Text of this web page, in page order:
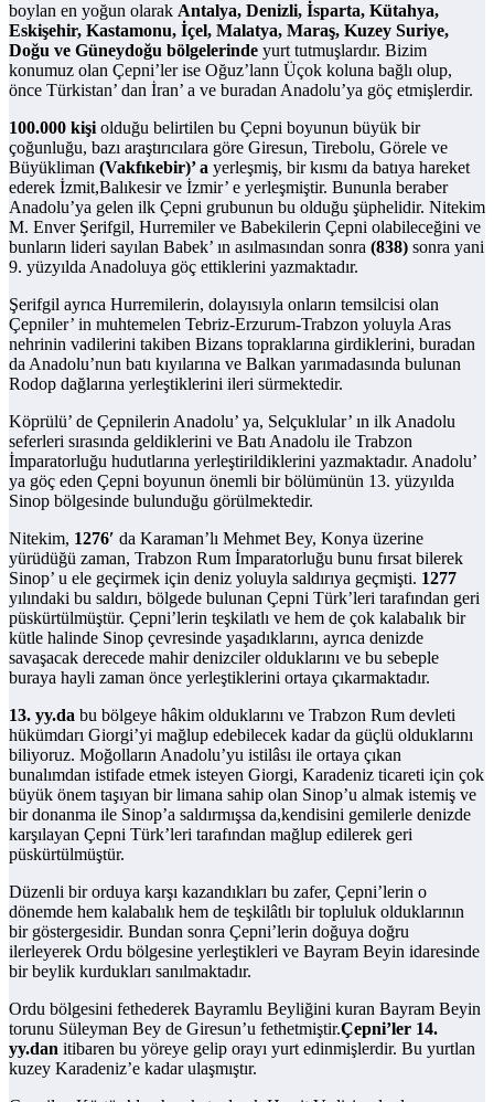
boylan en yoğun olarak Antalya, Denizli, İsparta, Kütahya,
Eskişehir, Kastamonu, İçel, Malatya, Maraş, Kuzey Suriye,
Doğu ve Güneydoğu bölgelerinde yurt tutmuşlardır. Bizim
konumuz olan Çepni’ler ise Oğuz’lann Üçok koluna bağlı olup,
önce Türkistan’ dan İran’ a ve buradan Anadolu’ya göç etmişlerdir.
100.000 kişi olduğu belirtilen bu Çepni boyunun büyük bir
çoğunluğu, bazı araştırıcılara göre Giresun, Tirebolu, Görele ve
Büyükliman (Vakfıkebir)’ a yerleşmiş, bir kısmı da batıya hareket
ederek İzmit,Balıkesir ve İzmir’ e yerleşmiştir. Bununla beraber
Anadolu’ya gelen ilk Çepni grubunun bu olduğu şüphelidir. Nitekim
M. Enver Şerifgil, Hurremiler ve Babekilerin Çepni olabileceğini ve
bunların lideri sayılan Babek’ ın asılmasından sonra (838) sonra yani
9. yüzyılda Anadoluya göç ettiklerini yazmaktadır.
Şerifgil ayrıca Hurremilerin, dolayısıyla onların temsilcisi olan
Çepniler’ in muhtemelen Tebriz-Erzurum-Trabzon yoluyla Aras
nehrinin vadilerini takiben Bizans topraklarına girdiklerini, buradan
da Anadolu’nun batı kıyılarına ve Balkan yarımadasında bulunan
Rodop dağlarına yerleştiklerini ileri sürmektedir.
Köprülü’ de Çepnilerin Anadolu’ ya, Selçuklular’ ın ilk Anadolu
seferleri sırasında geldiklerini ve Batı Anadolu ile Trabzon
İmparatorluğu hudutlarına yerleştirildiklerini yazmaktadır. Anadolu’
ya göç eden Çepni boyunun önemli bir bölümünün 13. yüzyılda
Sinop bölgesinde bulunduğu görülmektedir.
Nitekim, 1276′ da Karaman’lı Mehmet Bey, Konya üzerine
yürüdüğü zaman, Trabzon Rum İmparatorluğu bunu fırsat bilerek
Sinop’ u ele geçirmek için deniz yoluyla saldırıya geçmişti. 1277
yılındaki bu saldırı, bölgede bulunan Çepni Türk’leri tarafından geri
püskürtülmüştür. Çepni’lerin teşkilatlı ve hem de çok kalabalık bir
kütle halinde Sinop çevresinde yaşadıklarını, ayrıca denizde
savaşacak derecede mahir denizciler olduklarını ve bu sebeple
buraya hayli zaman önce yerleştiklerini ortaya çıkarmaktadır.
13. yy.da bu bölgeye hâkim olduklarını ve Trabzon Rum devleti
hükümdarı Giorgi’yi mağlup edebilecek kadar da güçlü olduklarını
biliyoruz. Moğolların Anadolu’yu istilâsı ile ortaya çıkan
bunalımdan istifade etmek isteyen Giorgi, Karadeniz ticareti için çok
büyük önem taşıyan bir limana sahip olan Sinop’u almak istemiş ve
bir donanma ile Sinop’a saldırmışsa da,kendisini gemilerle denizde
karşılayan Çepni Türk’leri tarafından mağlup edilerek geri
püskürtülmüştür.
Düzenli bir orduya karşı kazandıkları bu zafer, Çepni’lerin o
dönemde hem kalabalık hem de teşkilâtlı bir topluluk olduklarının
bir göstergesidir. Bundan sonra Çepni’lerin doğuya doğru
ilerleyerek Ordu bölgesine yerleştikleri ve Bayram Beyin idaresinde
bir beylik kurdukları sanılmaktadır.
Ordu bölgesini fethederek Bayramlu Beyliğini kuran Bayram Beyin
torunu Süleyman Bey de Giresun’u fethetmiştir.Çepni’ler 14.
yy.dan itibaren bu yöreye gelip orayı yurt edinmişlerdir. Bu yurtlan
kuzey Karadeniz’e kadar ulaşmıştır.